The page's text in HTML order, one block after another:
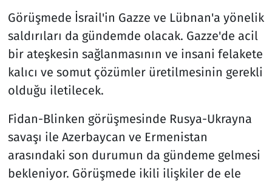
Görüşmede İsrail'in Gazze ve Lübnan'a yönelik
saldırıları da gündemde olacak. Gazze'de acil
bir ateşkesin sağlanmasının ve insani felakete
kalıcı ve somut çözümler üretilmesinin gerekli
olduğu iletilecek.
Fidan-Blinken görüşmesinde Rusya-Ukrayna
savaşı ile Azerbaycan ve Ermenistan
arasındaki son durumun da gündeme gelmesi
bekleniyor. Görüşmede ikili ilişkiler de ele